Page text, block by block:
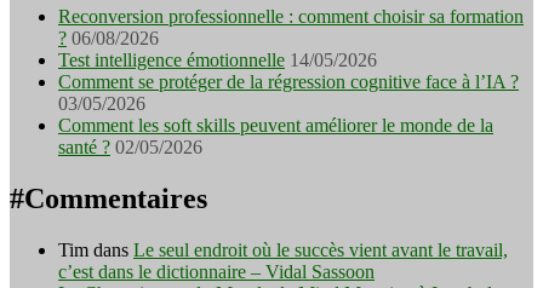
Reconversion professionnelle : comment choisir sa formation
? 06/08/2026
Test intelligence émotionnelle 14/05/2026
Comment se protéger de la régression cognitive face à l’IA ?
03/05/2026
Comment les soft skills peuvent améliorer le monde de la
santé ? 02/05/2026
#Commentaires
Tim dans Le seul endroit où le succès vient avant le travail,
c’est dans le dictionnaire – Vidal Sassoon